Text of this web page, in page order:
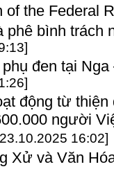
of the Federal
phê bình trách
đen tại
động từ
người
16:02]
Xử và Văn